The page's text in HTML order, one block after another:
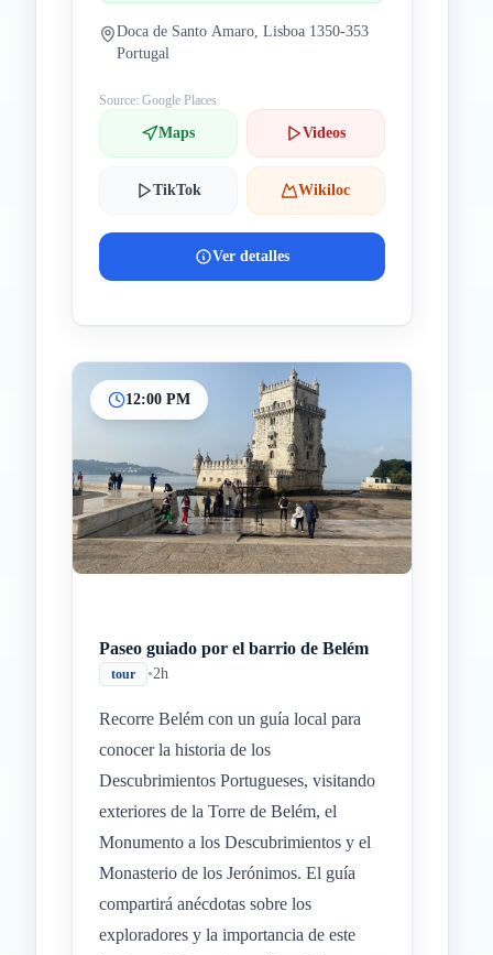
Doca de Santo Amaro, Lisboa 1350-353
Portugal
Source: Google Places
Maps Videos
TikTok Wikiloc
Ver detalles
12:00 PM
Paseo guiado por el barrio de Belém
tour •2h
Recorre Belém con un guía local para
conocer la historia de los
Descubrimientos Portugueses, visitando
exteriores de la Torre de Belém, el
Monumento a los Descubrimientos y el
Monasterio de los Jerónimos. El guía
compartirá anécdotas sobre los
exploradores y la importancia de este